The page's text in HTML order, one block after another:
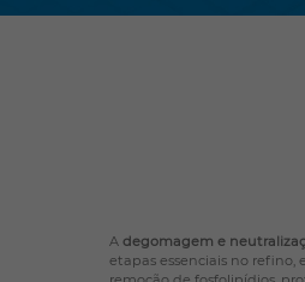
A degomagem e
etapas essenciais no refino,